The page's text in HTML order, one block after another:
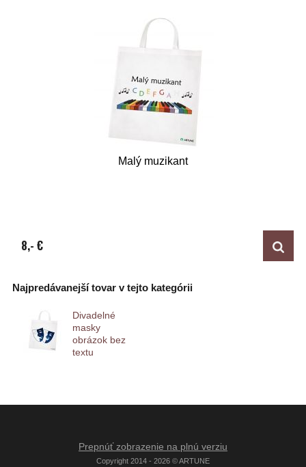
Malý muzikant
8,- €
Najpredávanejší tovar v tejto kategórii
Divadelné
masky
obrázok bez
textu
Prepnúť zobrazenie na plnú verziu
Copyright 2014 - 2026 © ARTUNE